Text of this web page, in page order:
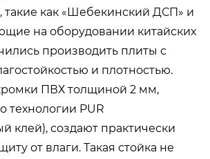
такие как «Шебекинский ДСП» и
на оборудовании китайских
производить плиты с
и плотностью.
ПВХ толщиной 2 мм,
технологии PUR
клей), создают практически
от влаги. Такая стойка не